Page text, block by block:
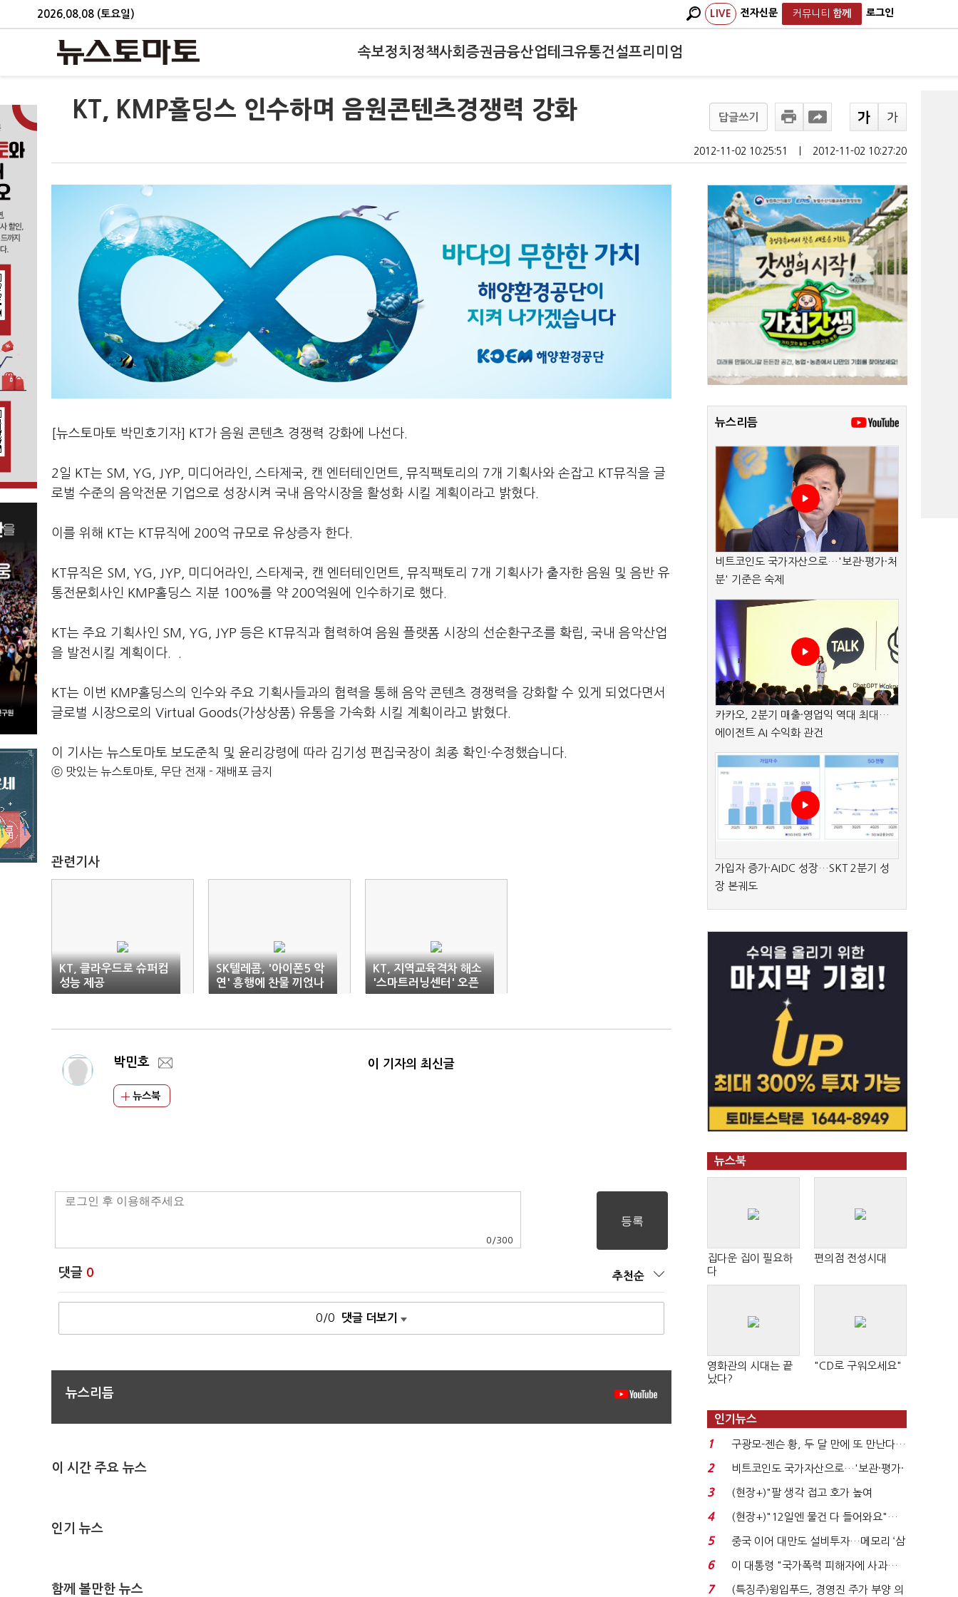
2026.08.08 (토요일) LIVE 전자신문 커뮤니티 함께 로그인
속보정치 정책사회 증권금융산업테크유통건설프리미엄
KT, KMP홀딩스 인수하며 음원콘텐츠경쟁력 강화 답글쓰기
2012-11-02 10:25:51 2012-11-02 10:27:20
[뉴스토마토 박민호기자] KT가 음원 콘텐츠 경쟁력 강화에 나선다.
2일 KT는 SM, YG, JYP, 미디어라인, 스타제국, 캔 엔터테인먼트, 뮤직팩토리의 7개 기획사와 손잡고 KT뮤직을 글
로벌 수준의 음악전문 기업으로 성장시켜 국내 음악시장을 활성화 시킬 계획이라고 밝혔다.
이를 위해 KT는 KT뮤직에 200억 규모로 유상증자 한다.
KT뮤직은 SM, YG, JYP, 미디어라인, 스타제국, 캔 엔터테인먼트, 뮤직팩토리 7개 기획사가 출자한 음원 및 음반 유
통전문회사인 KMP홀딩스 지분 100%를 약 200억원에 인수하기로 했다.
KT는 주요 기획사인 SM, YG, JYP 등은 KT뮤직과 협력하여 음원 플랫폼 시장의 선순환구조를 확립, 국내 음악산업
을 발전시킬 계획이다. .
KT는 이번 KMP홀딩스의 인수와 주요 기획사들과의 협력을 통해 음악 콘텐츠 경쟁력을 강화할 수 있게 되었다면서
글로벌 시장으로의 Virtual Goods(가상상품) 유통을 가속화 시킬 계획이라고 밝혔다.
이 기사는 뉴스토마토 보도준칙 및 윤리강령에 따라 김기성 편집국장이 최종 확인·수정했습니다.
ⓒ 맛있는 뉴스토마토, 무단 전재 - 재배포 금지
관련기사
KT, 클라우드로 슈퍼컴
성능 제공
SK텔레콤, '아이폰5 악
연' 흥행에 찬물 끼얹나
KT, 지역교육격차 해소
'스마트러닝센터' 오픈
박민호
뉴스북
이 기자의 최신글
0 /300
댓글 0 추천순
0/0 댓글 더보기
뉴스리듬
이 시간 주요 뉴스
인기 뉴스
함께 볼만한 뉴스
뉴스리듬
비트코인도 국가자산으로…'보관·평가·처
분' 기준은 숙제
카카오, 2분기 매출·영업익 역대 최대…
에이전트 AI 수익화 관건
가입자 증가·AIDC 성장…SKT 2분기 성
장 본궤도
뉴스북
집다운 집이 필요하
다
편의점 전성시대
영화관의 시대는 끝
났다?
"CD로 구워오세요"
인기뉴스
1
구광모-젠슨 황, 두 달 만에 또 만난다…
로봇·AI 등 논...
2
비트코인도 국가자산으로…'보관·평가·
처분' 기준은 ...
3
(현장+)"팔 생각 접고 호가 높여
요"…'덜 똘똘한 한 채' 20...
4
(현장+)"12일엔 물건 다 들어와요"…
빈 매대 채우며 문 연 ...
5
중국 이어 대만도 설비투자…메모리 ‘삼
국전쟁’
6
이 대통령 "국가폭력 피해자에 사과…
적극적 조사로 진...
7 (특징주)윙입푸드, 경영진 주가 부양 의